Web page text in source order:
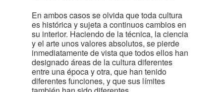
En ambos casos se olvida que toda cultura
es histórica y sujeta a continuos cambios en
su interior. Haciendo de la técnica, la ciencia
y el arte unos valores absolutos, se pierde
inmediatamente de vista que todos ellos han
designado áreas de la cultura diferentes
entre una época y otra, que han tenido
diferentes funciones, y que sus límites